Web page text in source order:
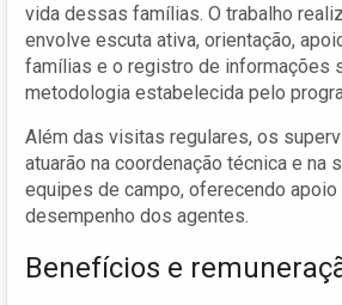
vida dessas famílias. O trabalho
envolve escuta ativa, orientação,
famílias e o registro de informações
metodologia estabelecida pelo
Além das visitas regulares, os
atuarão na coordenação técnica e na
equipes de campo, oferecendo apoio
desempenho dos agentes.
Benefícios e